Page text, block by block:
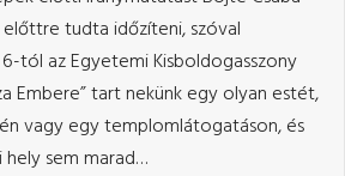
tudta időzíteni, szóval
tól az Egyetemi Kisboldogasszony
Embere” tart nekünk egy olyan estét,
vagy egy templomlátogatáson, és
sem marad…